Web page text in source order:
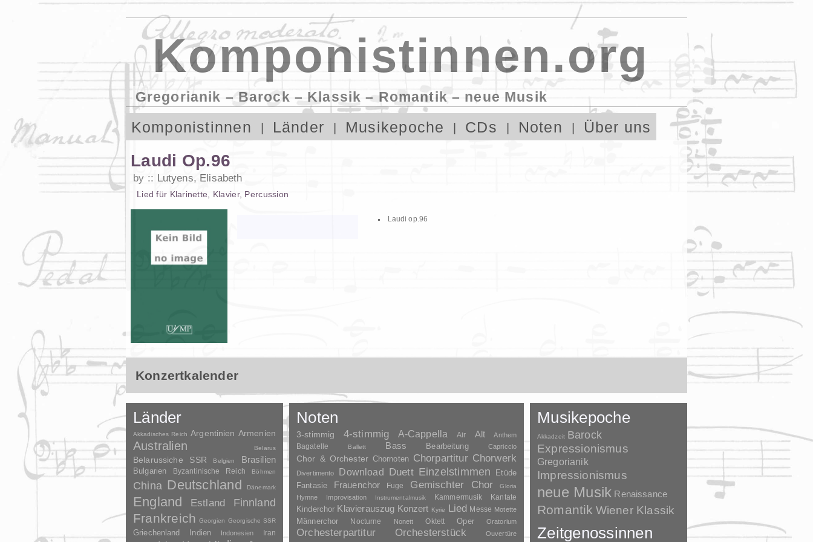
Komponistinnen.org
Gregorianik – Barock – Klassik – Romantik – neue Musik
Komponistinnen Länder Musikepoche CDs Noten Über uns
Laudi Op.96
by Lutyens, Elisabeth
Lied für Klarinette Klavier, Percussion
Laudi op.96
Konzertkalender
Länder
Akkadisches Reich Argentinien Armenien
Australien Belarus
Belarussiche SSR Belgien Brasilien
Bulgarien Byzantinische Reich Böhmen
China Deutschland Dänemark
England Estland Finnland
Frankreich Georgien Georgische SSR
Griechenland Indien Indonesien Iran
Noten
3-stimmig 4-stimmig A-Cappella Air Alt Anthem
Bagatelle Ballett Bass Bearbeitung Capriccio
Chor & Orchester Chornoten Chorpartitur Chorwerk
Divertimento Download Duett Einzelstimmen Etüde
Fantasie Frauenchor Fuge Gemischter Chor Gloria
Hymne Improvisation Instrumentalmusik Kammermusik Kantate
Kinderchor Klavierauszug Konzert Kyrie Lied Messe Motette
Männerchor Nocturne Nonett Oktett Oper Oratorium
Orchesterpartitur Orchesterstück Ouvertüre
Musikepoche
Akkadzeit Barock
Expressionismus
Gregorianik
Impressionismus
neue Musik Renaissance
Romantik Wiener Klassik
Zeitgenossinnen